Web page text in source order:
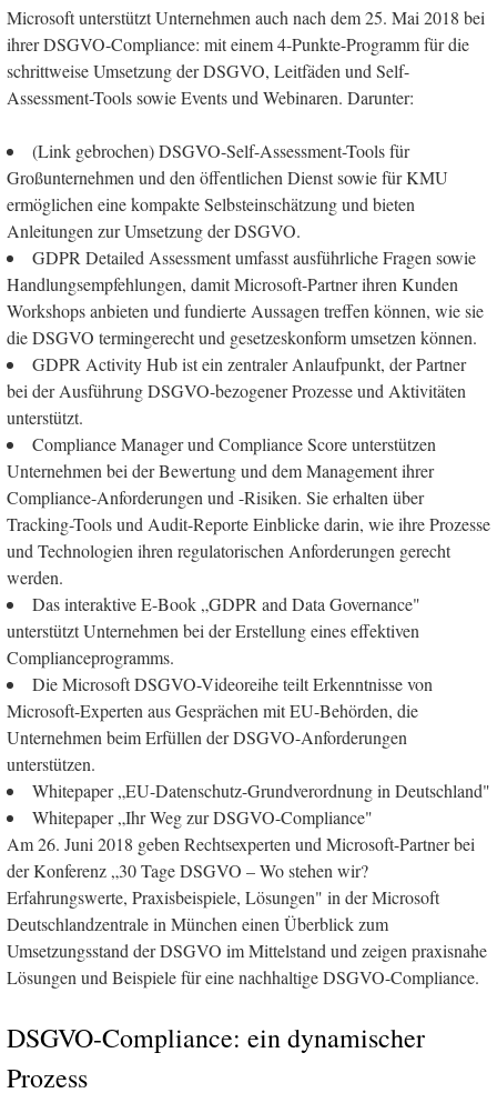
Microsoft unterstützt Unternehmen auch nach dem 25. Mai 2018 bei
ihrer DSGVO-Compliance: mit einem 4-Punkte-Programm für die
schrittweise Umsetzung der DSGVO, Leitfäden und Self-
Assessment-Tools sowie Events und Webinaren. Darunter:
(Link gebrochen) DSGVO-Self-Assessment-Tools für
Großunternehmen und den öffentlichen Dienst sowie für KMU
ermöglichen eine kompakte Selbsteinschätzung und bieten
Anleitungen zur Umsetzung der DSGVO.
GDPR Detailed Assessment umfasst ausführliche Fragen sowie
Handlungsempfehlungen, damit Microsoft-Partner ihren Kunden
Workshops anbieten und fundierte Aussagen treffen können, wie sie
die DSGVO termingerecht und gesetzeskonform umsetzen können.
GDPR Activity Hub ist ein zentraler Anlaufpunkt, der Partner
bei der Ausführung DSGVO-bezogener Prozesse und Aktivitäten
unterstützt.
Compliance Manager und Compliance Score unterstützen
Unternehmen bei der Bewertung und dem Management ihrer
Compliance-Anforderungen und -Risiken. Sie erhalten über
Tracking-Tools und Audit-Reporte Einblicke darin, wie ihre Prozesse
und Technologien ihren regulatorischen Anforderungen gerecht
werden.
Das interaktive E-Book „GDPR and Data Governance"
unterstützt Unternehmen bei der Erstellung eines effektiven
Complianceprogramms.
Die Microsoft DSGVO-Videoreihe teilt Erkenntnisse von
Microsoft-Experten aus Gesprächen mit EU-Behörden, die
Unternehmen beim Erfüllen der DSGVO-Anforderungen
unterstützen.
Whitepaper „EU-Datenschutz-Grundverordnung in Deutschland"
Whitepaper „Ihr Weg zur DSGVO-Compliance"
Am 26. Juni 2018 geben Rechtsexperten und Microsoft-Partner bei
der Konferenz „30 Tage DSGVO – Wo stehen wir?
Erfahrungswerte, Praxisbeispiele, Lösungen" in der Microsoft
Deutschlandzentrale in München einen Überblick zum
Umsetzungsstand der DSGVO im Mittelstand und zeigen praxisnahe
Lösungen und Beispiele für eine nachhaltige DSGVO-Compliance.
DSGVO-Compliance: ein dynamischer
Prozess